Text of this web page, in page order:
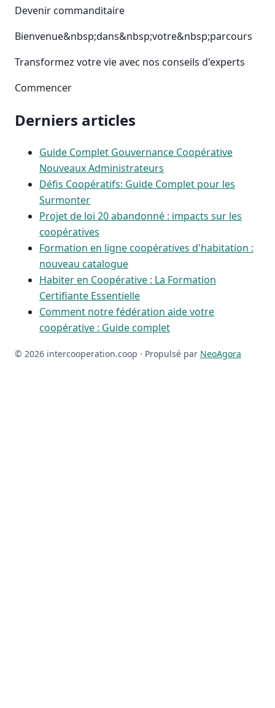
Devenir commanditaire
Bienvenue&nbsp;dans&nbsp;votre&nbsp;parcours
Transformez votre vie avec nos conseils d'experts
Commencer
Derniers articles
Guide Complet Gouvernance Coopérative
Nouveaux Administrateurs
Défis Coopératifs: Guide Complet pour les
Surmonter
Projet de loi 20 abandonné : impacts sur les
coopératives
Formation en ligne coopératives d'habitation :
nouveau catalogue
Habiter en Coopérative : La Formation
Certifiante Essentielle
Comment notre fédération aide votre
coopérative : Guide complet
© 2026 intercooperation.coop · Propulsé par NeoAgora